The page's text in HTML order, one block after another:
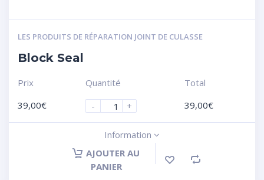
LES PRODUITS DE RÉPARATION JOINT DE CULASSE
Block Seal
Prix
39,00€
Quantité
-
+
Total
39,00€
Information
AJOUTER AU
PANIER